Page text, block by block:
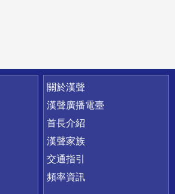
關於漢聲
漢聲廣播電臺
首長介紹
漢聲家族
交通指引
頻率資訊